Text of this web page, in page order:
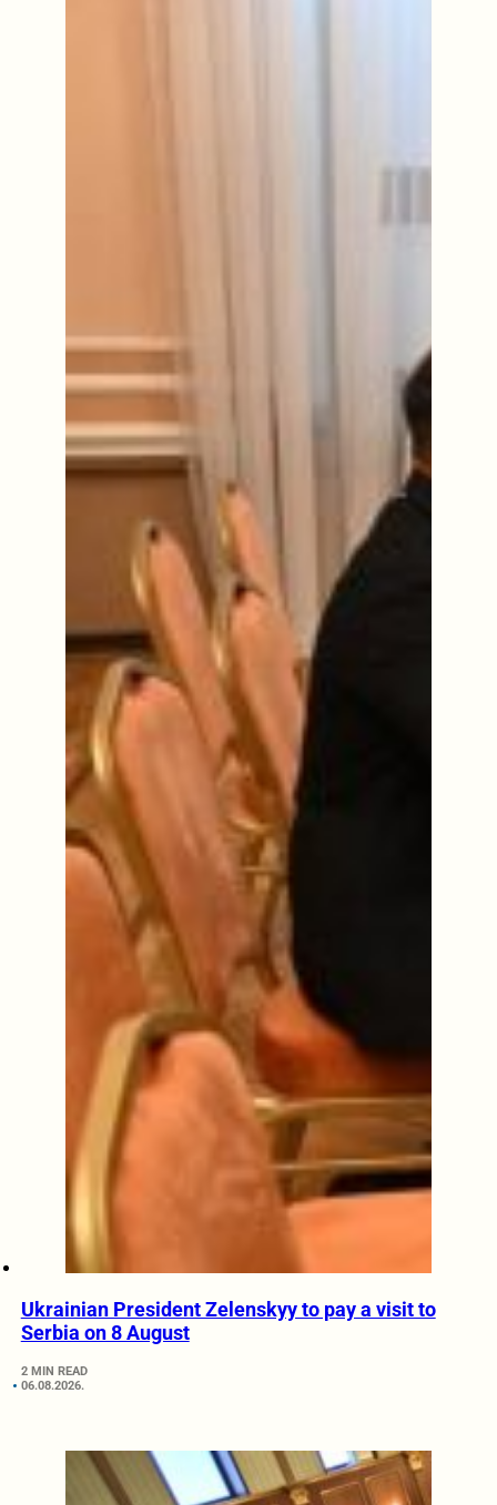
Ukrainian President Zelenskyy to pay a visit to
Serbia on 8 August
2 MIN READ
06.08.2026.